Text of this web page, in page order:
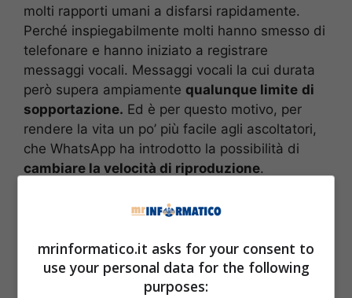
molti rapporti umani a disfarsi rapidamente.
Perché inspiegabilmente molti hanno smesso di
telefonare e hanno iniziato a registrare
messaggi vocali. Messaggi vocali la cui durata
però supera ampiamente qualunque limite di
sopportazione. Ed è per questo motivo, per
rendere la vita un po’ più facile agli ascoltatori,
che WhatsApp ha introdotto la possibilità di
cambiare la velocità di riproduzione.
mrinformatico.it asks for your consent to
use your personal data for the following
purposes: